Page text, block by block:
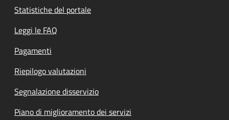
Statistiche del portale
Leggi le FAQ
Pagamenti
Riepilogo valutazioni
Segnalazione disservizio
Piano di miglioramento dei servizi